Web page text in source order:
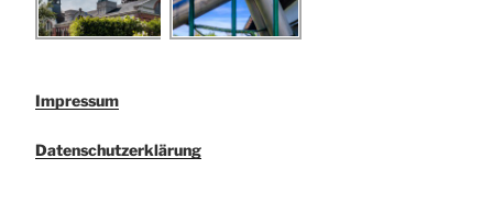
Impressum
Datenschutzerklärung